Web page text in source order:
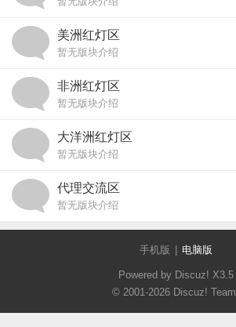
美洲红灯区
暂无版块介绍
非洲红灯区
暂无版块介绍
大洋洲红灯区
暂无版块介绍
代理交流区
暂无版块介绍
手机版 电脑版
Powered by Discuz! X3.5
© 2001-2026 Discuz! Team